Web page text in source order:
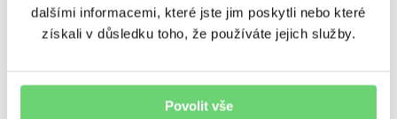
dalšími informacemi, které jste jim poskytli nebo které
získali v důsledku toho, že používáte jejich služby.
Povolit vše
Podcasty
Poradenství
Regiony
Zpravodaj